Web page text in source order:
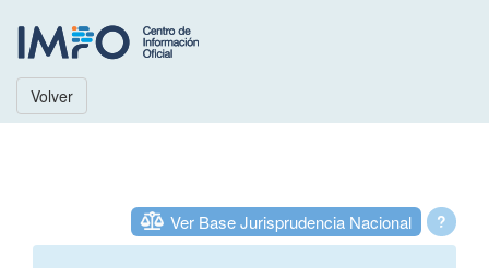
Volver
?
Ver Base Jurisprudencia Nacional